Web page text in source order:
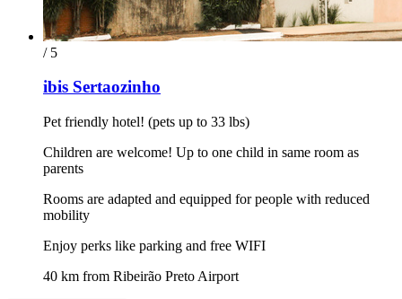
/ 5
ibis Sertaozinho
Pet friendly hotel! (pets up to 33 lbs)
Children are welcome! Up to one child in same room as
parents
Rooms are adapted and equipped for people with reduced
mobility
Enjoy perks like parking and free WIFI
40 km from Ribeirão Preto Airport